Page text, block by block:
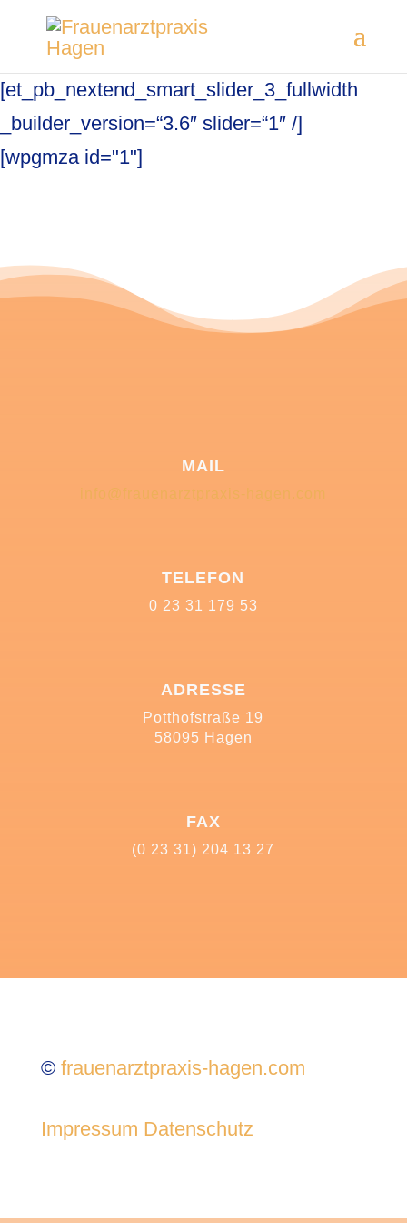
[et_pb_nextend_smart_slider_3_fullwidth
_builder_version=“3.6″ slider=“1″ /]
[wpgmza id="1"]
MAIL
info@frauenarztpraxis-hagen.com
TELEFON
0 23 31 179 53
ADRESSE
Potthofstraße 19
58095 Hagen
FAX
(0 23 31) 204 13 27
© frauenarztpraxis-hagen.com
Impressum Datenschutz